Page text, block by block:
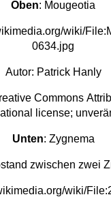
Oben: Mougeotia
wiki/
0634.jpg
Autor: Patrick Hanly
Commons
license;
Unten: Zygnema
zwischen zwei
wiki/